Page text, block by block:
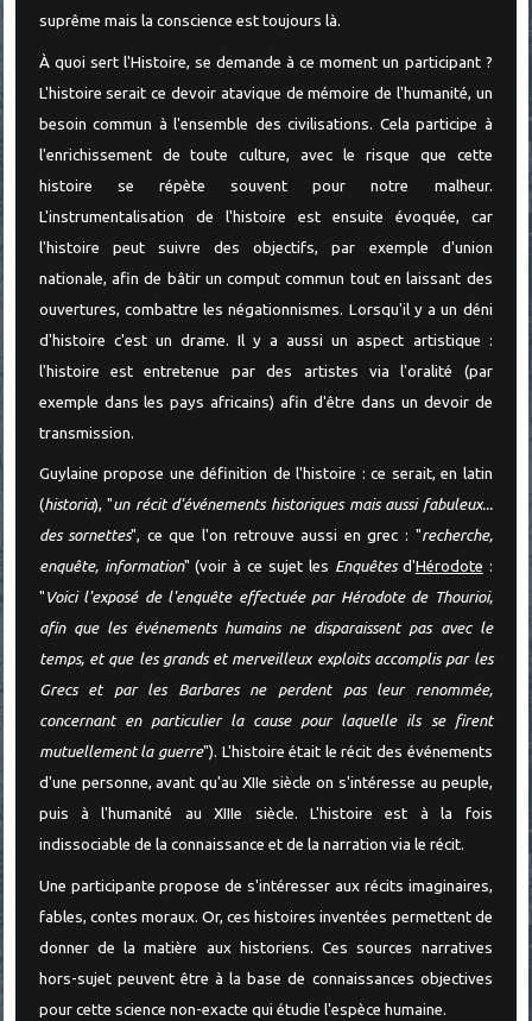
suprême mais la conscience est toujours là.
À quoi sert l'Histoire, se demande à ce moment un participant ?
L'histoire serait ce devoir atavique de mémoire de l'humanité, un
besoin commun à l'ensemble des civilisations. Cela participe à
l'enrichissement de toute culture, avec le risque que cette
histoire se répète souvent pour notre malheur.
L'instrumentalisation de l'histoire est ensuite évoquée, car
l'histoire peut suivre des objectifs, par exemple d'union
nationale, afin de bâtir un comput commun tout en laissant des
ouvertures, combattre les négationnismes. Lorsqu'il y a un déni
d'histoire c'est un drame. Il y a aussi un aspect artistique :
l'histoire est entretenue par des artistes via l'oralité (par
exemple dans les pays africains) afin d'être dans un devoir de
transmission.
Guylaine propose une définition de l'histoire : ce serait, en latin
(historia), "un récit d'événements historiques mais aussi fabuleux...
des sornettes", ce que l'on retrouve aussi en grec : "recherche,
enquête, information" (voir à ce sujet les Enquêtesd'Hérodote :
" Voici l'exposé de l'enquête effectuée par Hérodote de Thourioi,
afin que les événements humains ne disparaissent pas avec le
temps, et que les grands et merveilleux exploits accomplis par les
Grecs et par les Barbares ne perdent pas leur renommée,
concernant en particulier la cause pour laquelle ils se firent
mutuellement la guerre"). L'histoire était le récit des événements
d'une personne, avant qu'au XIIe siècle on s'intéresse au peuple,
puis à l'humanité au XIIIe siècle. L'histoire est à la fois
indissociable de la connaissance et de la narration via le récit.
Une participante propose de s'intéresser aux récits imaginaires,
fables, contes moraux. Or, ces histoires inventées permettent de
donner de la matière aux historiens. Ces sources narratives
hors-sujet peuvent être à la base de connaissances objectives
pour cette science non-exacte qui étudie l'espèce humaine.